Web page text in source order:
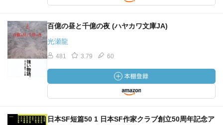
百億の昼と千億の夜 (ハヤカワ文庫JA)
光瀬龍
481 3.79 60
日本SF短篇50 1 日本SF作家クラブ創立50周年記念ア